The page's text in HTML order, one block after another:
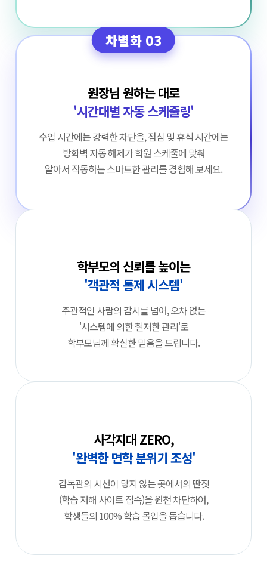
차별화 03
원장님 원하는 대로
'시간대별 자동 스케줄링'
수업 시간에는 강력한 차단을, 점심 및 휴식 시간에는
방화벽 자동 해제가 학원 스케줄에 맞춰
알아서 작동하는 스마트한 관리를 경험해 보세요.
학부모의 신뢰를 높이는
'객관적 통제 시스템'
주관적인 사람의 감시를 넘어, 오차 없는
'시스템에 의한 철저한 관리'로
학부모님께 확실한 믿음을 드립니다.
사각지대 ZERO,
'완벽한 면학 분위기 조성'
감독관의 시선이 닿지 않는 곳에서의 딴짓
(학습 저해 사이트 접속)을 원천 차단하여,
학생들의 100% 학습 몰입을 돕습니다.